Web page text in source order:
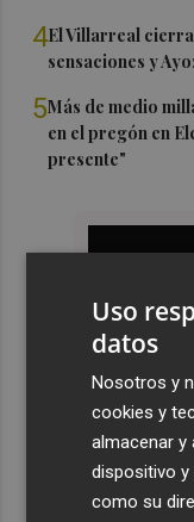
4El Villarreal
sensaciones y
5Más de medio
en el pregón en
presente"
Uso
datos
Nosotros y
cookies y
almacenar
dispositivo
como su